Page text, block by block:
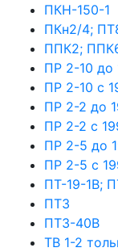
ПКН-150-1
ПКн2/4;
ППК2;
ПР 2-10 до
ПР 2-10 с
ПР 2-2 до
ПР 2-2 с
ПР 2-5 до
ПР 2-5 с
ПТ-19-1В;
ПТ3
ПТ3-40В
ТВ 1-2